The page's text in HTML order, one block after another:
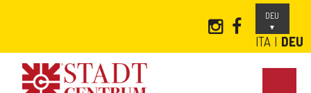
DEU
ITA DEU